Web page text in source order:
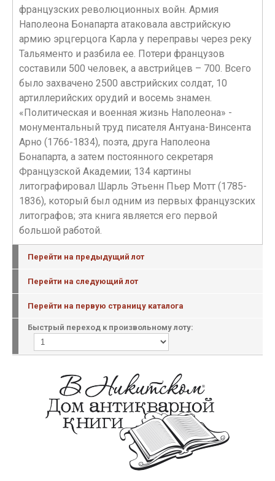
французских революционных войн. Армия
Наполеона Бонапарта атаковала австрийскую
армию эрцгерцога Карла у переправы через реку
Тальяменто и разбила ее. Потери французов
составили 500 человек, а австрийцев – 700. Всего
было захвачено 2500 австрийских солдат, 10
артиллерийских орудий и восемь знамен.
«Политическая и военная жизнь Наполеона» -
монументальный труд писателя Антуана-Винсента
Арно (1766-1834), поэта, друга Наполеона
Бонапарта, а затем постоянного секретаря
Французской Академии; 134 картины
литографировал Шарль Этьенн Пьер Мотт (1785-
1836), который был одним из первых французских
литографов; эта книга является его первой
большой работой.
Перейти на предыдущий лот
Перейти на следующий лот
Перейти на первую страницу каталога
Быстрый переход к произвольному лоту: